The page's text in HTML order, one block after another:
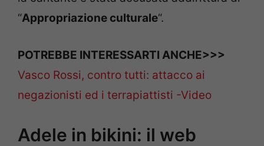
“Appropriazione culturale“.
POTREBBE INTERESSARTI ANCHE>>>
Vasco Rossi, contro tutti: attacco ai
negazionisti ed i terrapiattisti -Video
Adele in bikini: il web